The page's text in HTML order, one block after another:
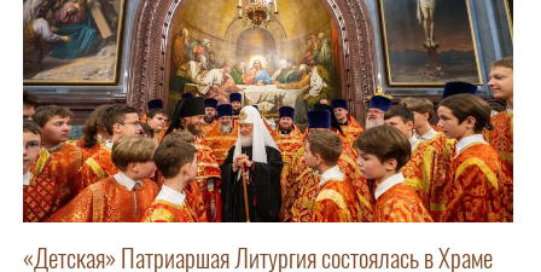
«Детская» Патриаршая Литургия состоялась в Храме